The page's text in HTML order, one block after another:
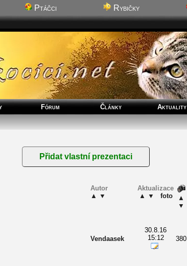
Ptáčci Rybičky
Fórum Články Aktuality
Autor
▲ ▼
Aktualizace
▲ ▼ foto
▲
▼
Vendaasek
30.8.16
15:12
380